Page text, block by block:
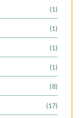
(1)
(1)
(1)
(1)
(8)
(17)